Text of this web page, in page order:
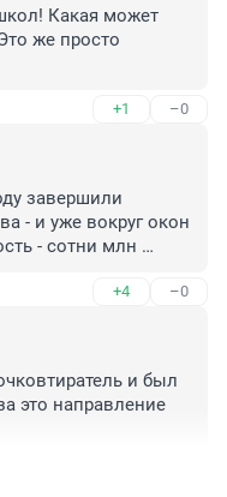
Какая может
же просто
+1 –0
завершили
- и уже вокруг окон
- сотни млн
+4 –0
и был
это направление